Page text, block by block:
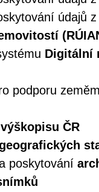
údajů
Digitální
podporu
výškopisu ČR
poskytování